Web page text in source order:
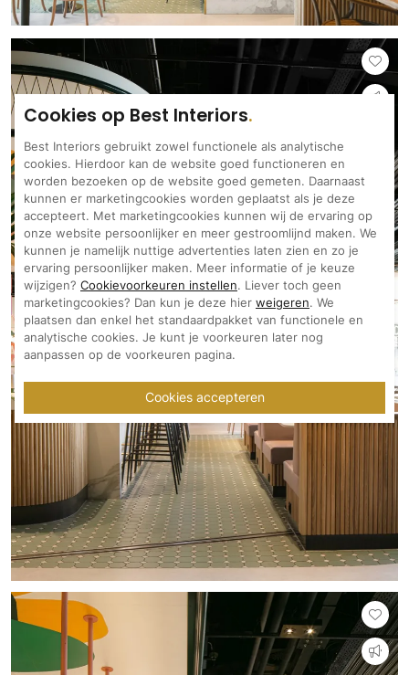
Cookies op Best Interiors
Best Interiors gebruikt zowel functionele als analytische
cookies. Hierdoor kan de website goed functioneren en
worden bezoeken op de website goed gemeten. Daarnaast
kunnen er marketingcookies worden geplaatst als je deze
accepteert. Met marketingcookies kunnen wij de ervaring op
onze website persoonlijker en meer gestroomlijnd maken. We
kunnen je namelijk nuttige advertenties laten zien en zo je
ervaring persoonlijker maken. Meer informatie of je keuze
wijzigen? Cookievoorkeuren instellen. Liever toch geen
marketingcookies? Dan kun je deze hier weigeren. We
plaatsen dan enkel het standaardpakket van functionele en
analytische cookies. Je kunt je voorkeuren later nog
aanpassen op de voorkeuren pagina.
Cookies accepteren